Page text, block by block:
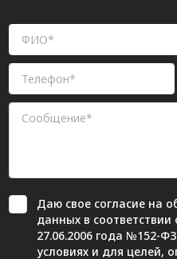
Даю свое согласиена
данных в
27.06.2006 года №152-
условиях и для целей,